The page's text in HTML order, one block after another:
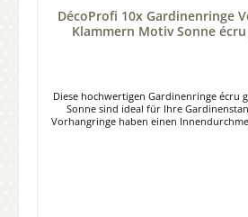
DécoProfi 10x Gardinenringe
Klammern Motiv Sonne
Diese hochwertigen Gardinenringe écru
Sonne sind ideal für Ihre
Vorhangringe haben einen